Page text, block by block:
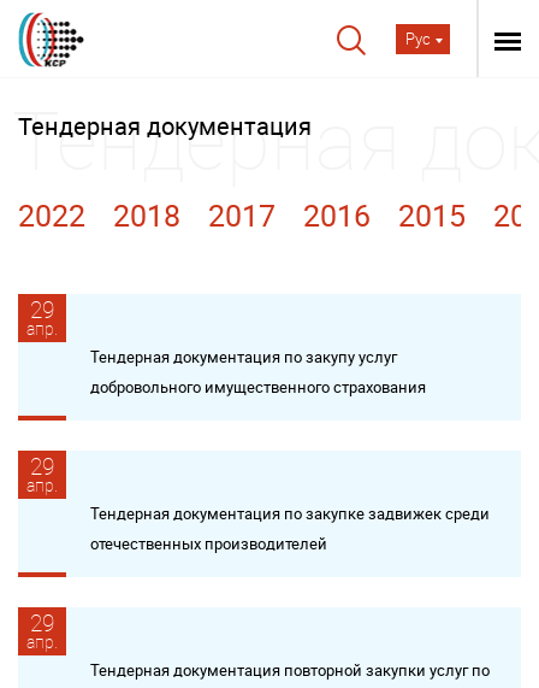
Рус
Тендерная документация
2022 2018 2017 2016 2015
29
апр.
Тендерная документация по закупу услуг
добровольного имущественного страхования
29
апр.
Тендерная документация по закупке задвижек среди
отечественных производителей
29
апр.
Тендерная документация повторной закупки услуг по